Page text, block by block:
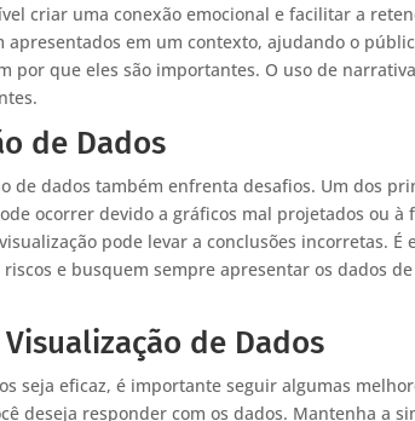
criar uma conexão emocional e facilitar a
em um contexto, ajudando o
por que eles são importantes. O uso de
de Dados
de dados também enfrenta desafios. Um dos
ocorrer devido a gráficos mal projetados ou à
pode levar a conclusões incorretas. É
e busquem sempre apresentar os dados
de Dados
seja eficaz, é importante seguir algumas
deseja responder com os dados. Mantenha a